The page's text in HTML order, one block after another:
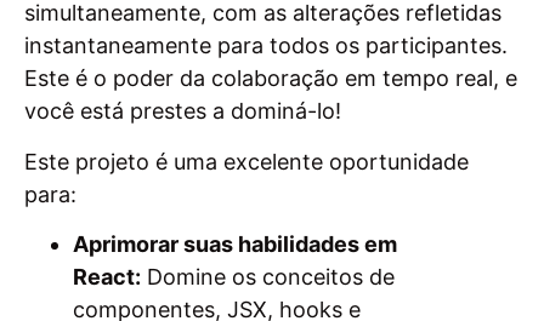
simultaneamente, com as alterações refletidas
instantaneamente para todos os participantes.
Este é o poder da colaboração em tempo real, e
você está prestes a dominá-lo!
Este projeto é uma excelente oportunidade
para:
Aprimorar suas habilidades em
React: Domine os conceitos de
componentes, JSX, hooks e